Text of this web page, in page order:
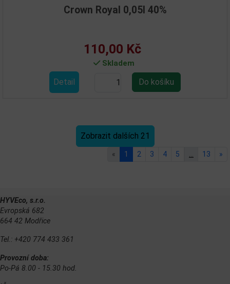
Crown Royal 0,05l 40%
110,00 Kč
Skladem
Detail
Zobrazit dalších 21
« 1 2 3 4 5 13 »
HYVEco, s.r.o.
Evropská 682
664 42 Modřice
Tel.: +420 774 433 361
Provozní doba:
Po-Pá 8.00 - 15.30 hod.